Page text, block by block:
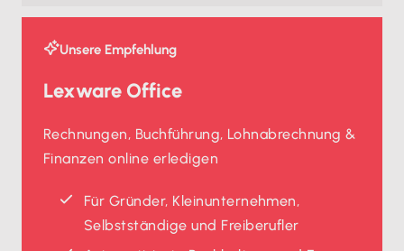
Unsere Empfehlung
Lexware Office
Rechnungen, Buchführung, Lohnabrechnung &
Finanzen online erledigen
Für Gründer, Kleinunternehmen,
Selbstständige und Freiberufler